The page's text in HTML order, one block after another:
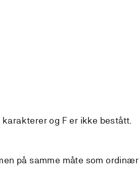
og F er ikke bestått.
på samme måte som ordinær